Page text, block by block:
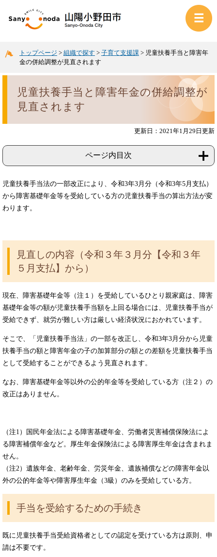
トップページ > 組織で探す > 子育て支援課 > 児童扶養手当と障害年
金の併給調整が見直されます
児童扶養手当と障害年金の併給調整が
見直されます
更新日：2021年1月29日更新
ページ内目次
児童扶養手当法の一部改正により、令和3年3月分（令和3年5月支払）
から障害基礎年金等を受給している方の児童扶養手当の算出方法が変
わります。
見直しの内容（令和３年３月分【令和３年
５月支払】から）
現在、障害基礎年金等（注１）を受給しているひとり親家庭は、障害
基礎年金等の額が児童扶養手当額を上回る場合には、児童扶養手当が
受給できず、就労が難しい方は厳しい経済状況におかれています。
そこで、「児童扶養手当法」の一部を改正し、令和3年3月分から児童
扶養手当の額と障害年金の子の加算部分の額との差額を児童扶養手当
として受給することができるよう見直されます。
なお、障害基礎年金等以外の公的年金等を受給している方（注２）の
改正はありません。
（注1）国民年金法による障害基礎年金、労働者災害補償保険法によ
る障害補償年金など。厚生年金保険法による障害厚生年金は含まれま
せん。
（注2）遺族年金、老齢年金、労災年金、遺族補償などの障害年金以
外の公的年金等や障害厚生年金（3級）のみを受給している方。
手当を受給するための手続き
既に児童扶養手当受給資格者としての認定を受けている方は原則、申
請は不要です。